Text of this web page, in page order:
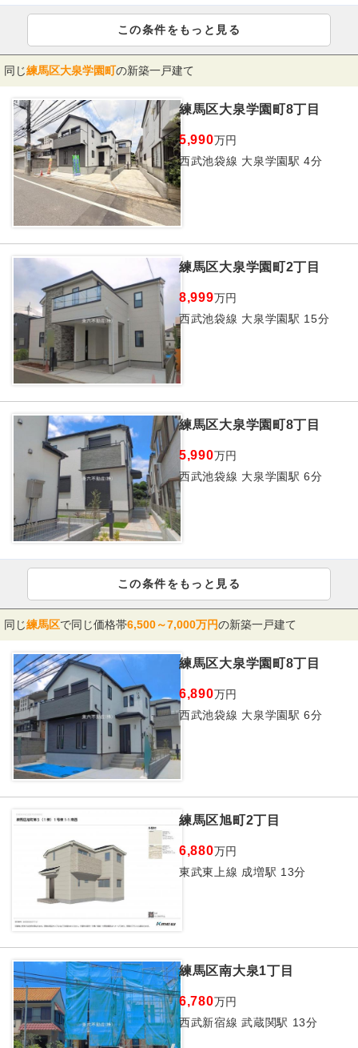
この条件をもっと見る
同じ練馬区大泉学園町の新築一戸建て
練馬区大泉学園町8丁目
5,990万円
西武池袋線 大泉学園駅 4分
練馬区大泉学園町2丁目
8,999万円
西武池袋線 大泉学園駅 15分
練馬区大泉学園町8丁目
5,990万円
西武池袋線 大泉学園駅 6分
この条件をもっと見る
同じ練馬区で同じ価格帯6,500～7,000万円の新築一戸建て
練馬区大泉学園町8丁目
6,890万円
西武池袋線 大泉学園駅 6分
練馬区旭町2丁目
6,880万円
東武東上線 成増駅 13分
練馬区南大泉1丁目
6,780万円
西武新宿線 武蔵関駅 13分